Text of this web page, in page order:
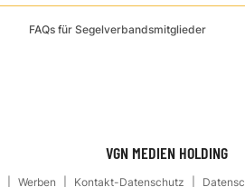
FAQs für Segelverbandsmitglieder
VGN MEDIEN HOLDING
Werben Kontakt-Datenschutz